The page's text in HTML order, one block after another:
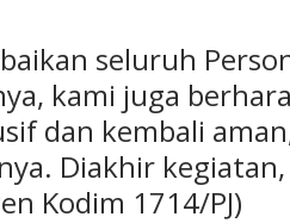
seluruh
kami juga
dan kembali
Diakhir
Kodim 1714/PJ)